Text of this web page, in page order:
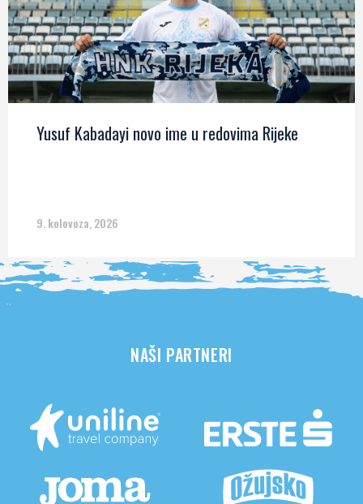
Yusuf Kabadayi novo ime u redovima Rijeke
9. kolovoza, 2026
NAŠI PARTNERI